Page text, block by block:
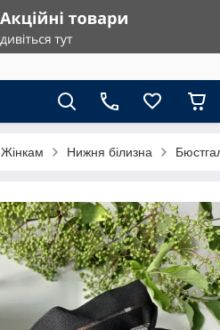
Жінкам Нижня білизна